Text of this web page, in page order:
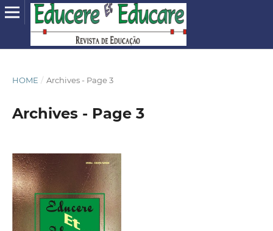
HOME / Archives - Page 3
Archives - Page 3